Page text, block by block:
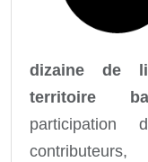
dizaine de
territoire
participation